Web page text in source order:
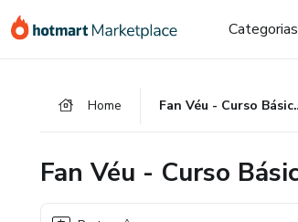
para
para
para
Categorias
Home Fan Véu -
Fan Véu - Curso